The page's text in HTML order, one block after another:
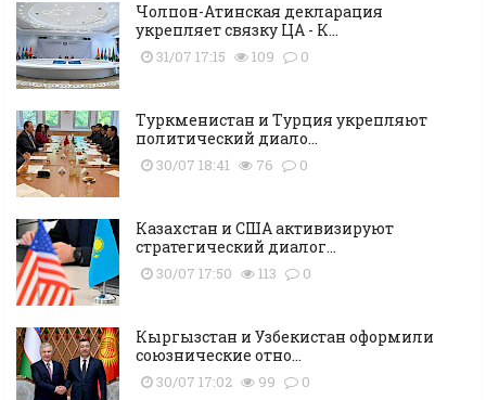
Чолпон-Атинская декларация
укрепляет связку ЦА - К...
31/07 17:15 109 0
Туркменистан и Турция укрепляют
политический диало...
30/07 18:41 76 0
Казахстан и США активизируют
стратегический диалог...
30/07 17:50 113 0
Кыргызстан и Узбекистан оформили
союзнические отно...
30/07 17:02 99 0